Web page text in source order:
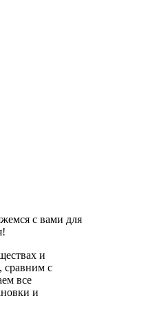
с вами для
и
сравним с
все
и